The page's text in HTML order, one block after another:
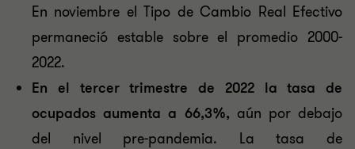
En noviembre el Tipo de Cambio Real Efectivo
permaneció estable sobre el promedio 2000-
2022.
En el tercer trimestre de 2022 la tasa de
ocupados aumenta a 66,3%, aún por debajo
del nivel pre-pandemia. La tasa de